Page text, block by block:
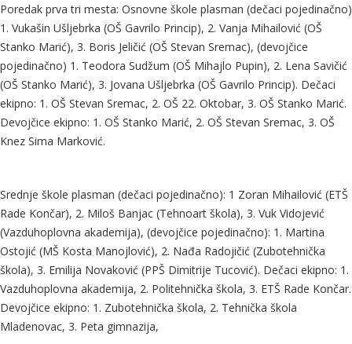
Poredak prva tri mesta: Osnovne škole plasman (dečaci pojedinačno)
1. Vukašin Ušljebrka (OŠ Gavrilo Princip), 2. Vanja Mihailović (OŠ
Stanko Marić), 3. Boris Jeličić (OŠ Stevan Sremac), (devojčice
pojedinačno) 1. Teodora Sudžum (OŠ Mihajlo Pupin), 2. Lena Savičić
(OŠ Stanko Marić), 3. Jovana Ušljebrka (OŠ Gavrilo Princip). Dečaci
ekipno: 1. OŠ Stevan Sremac, 2. OŠ 22. Oktobar, 3. OŠ Stanko Marić.
Devojčice ekipno: 1. OŠ Stanko Marić, 2. OŠ Stevan Sremac, 3. OŠ
Knez Sima Marković.
Srednje škole plasman (dečaci pojedinačno): 1 Zoran Mihailović (ETŠ
Rade Končar), 2. Miloš Banjac (Tehnoart škola), 3. Vuk Vidojević
(Vazduhoplovna akademija), (devojčice pojedinačno): 1. Martina
Ostojić (MŠ Kosta Manojlović), 2. Nađa Radojičić (Zubotehnička
škola), 3. Emilija Novaković (PPŠ Dimitrije Tucović). Dečaci ekipno: 1.
Vazduhoplovna akademija, 2. Politehnička škola, 3. ETŠ Rade Končar.
Devojčice ekipno: 1. Zubotehnička škola, 2. Tehnička škola
Mladenovac, 3. Peta gimnazija,